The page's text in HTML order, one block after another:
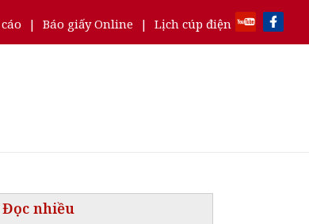
| Báo giấy Online | Lịch cúp điện
Đọc nhiều